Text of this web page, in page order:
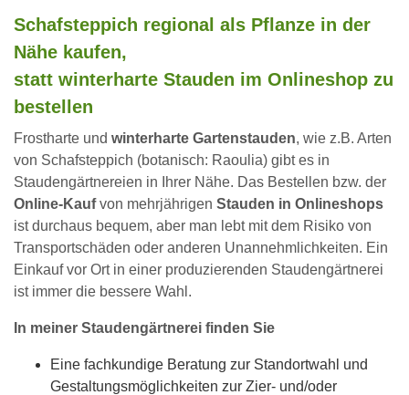
Schafsteppich regional als Pflanze in der
Nähe kaufen,
statt winterharte Stauden im Onlineshop zu
bestellen
Frostharte und winterharte Gartenstauden, wie z.B. Arten
von Schafsteppich (botanisch: Raoulia) gibt es in
Staudengärtnereien in Ihrer Nähe. Das Bestellen bzw. der
Online-Kaufvon mehrjährigen Stauden in Onlineshops
ist durchaus bequem, aber man lebt mit dem Risiko von
Transportschäden oder anderen Unannehmlichkeiten. Ein
Einkauf vor Ort in einer produzierenden Staudengärtnerei
ist immer die bessere Wahl.
In meiner Staudengärtnerei finden Sie
Eine fachkundige Beratung zur Standortwahl und
Gestaltungsmöglichkeiten zur Zier- und/oder